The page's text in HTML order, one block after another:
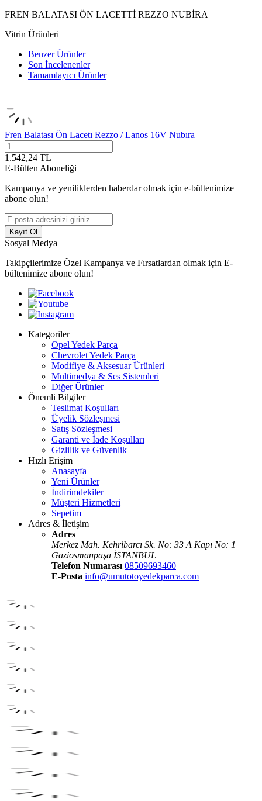
FREN BALATASI ÖN LACETTİ REZZO NUBİRA
Vitrin Ürünleri
Benzer Ürünler
Son İncelenenler
Tamamlayıcı Ürünler
Fren Balatası Ön Lacetı Rezzo / Lanos 16V Nubıra
1.542,24 TL
E-Bülten Aboneliği
Kampanya ve yeniliklerden haberdar olmak için e-bültenimize
abone olun!
Kayıt Ol
Sosyal Medya
Takipçilerimize Özel Kampanya ve Fırsatlardan olmak için E-
bültenimize abone olun!
Kategoriler
Opel Yedek Parça
Chevrolet Yedek Parça
Modifiye & Aksesuar Ürünleri
Multimedya & Ses Sistemleri
Diğer Ürünler
Önemli Bilgiler
Teslimat Koşulları
Üyelik Sözleşmesi
Satış Sözleşmesi
Garanti ve İade Koşulları
Gizlilik ve Güvenlik
Hızlı Erişim
Anasayfa
Yeni Ürünler
İndirimdekiler
Müşteri Hizmetleri
Sepetim
Adres & İletişim
Adres
Merkez Mah. Kehribarcı Sk. No: 33 A Kapı No: 1
Gaziosmanpaşa İSTANBUL
Telefon Numarası 08509693460
E-Posta info@umutotoyedekparca.com